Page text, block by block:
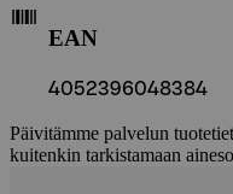
EAN
4052396048384
Päivitämme palvelun
kuitenkin tarkistamaan